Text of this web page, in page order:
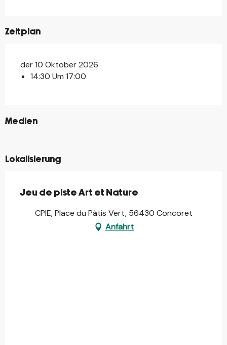
Zeitplan
der 10 Oktober 2026
14:30 Um 17:00
Medien
©
©
Lokalisierung
Jeu de piste Art et Nature
CPIE, Place du Pâtis Vert, 56430 Concoret
Anfahrt